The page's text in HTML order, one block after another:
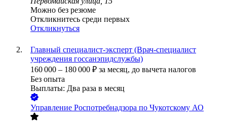
Можно без резюме
Откликнитесь среди первых
Откликнуться
Главный специалист-эксперт (Врач-специалист
учреждения госсанэпидслужбы)
160 000 – 180 000 ₽ за месяц, до вычета налогов
Без опыта
Выплаты: Два раза в месяц
Управление Роспотребнадзора по Чукотскому АО